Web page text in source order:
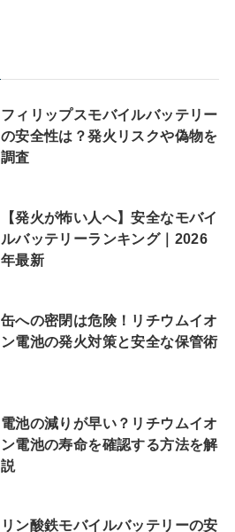
フィリップスモバイルバッテリー
の安全性は？発火リスクや偽物を
調査
【発火が怖い人へ】安全なモバイ
ルバッテリーランキング｜2026
年最新
缶への密閉は危険！リチウムイオ
ン電池の発火対策と安全な保管術
電池の減りが早い？リチウムイオ
ン電池の寿命を確認する方法を解
説
リン酸鉄モバイルバッテリーの安